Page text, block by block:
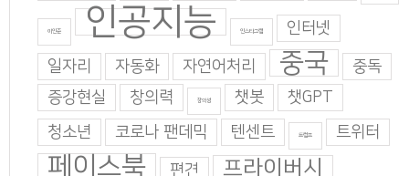
이인준 인공지능 인스타그램 인터넷
일자리 자동화 자연어처리 중국
중독
증강현실
창의력 창의성 챗봇
챗GPT
청소년
코로나 팬데믹 텐센트 트럼프 트위터
페이스북 편견 프라이버시